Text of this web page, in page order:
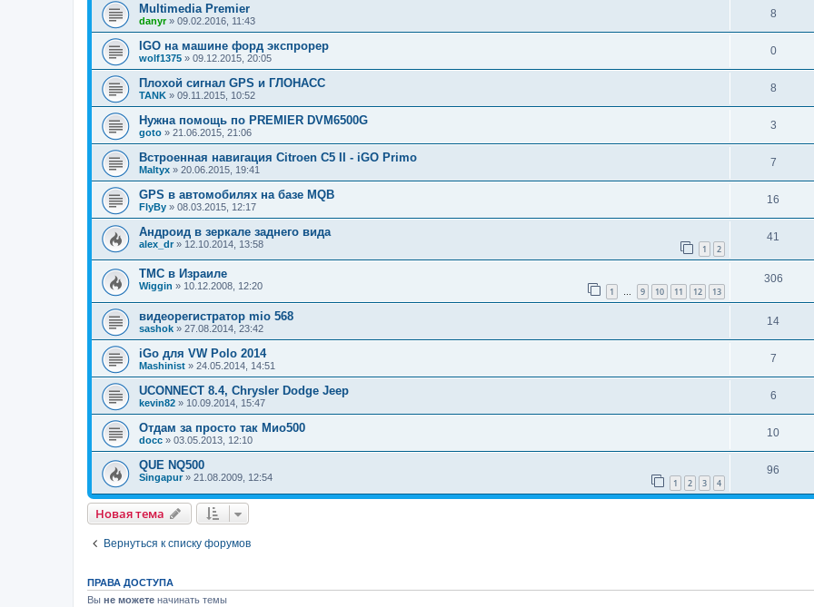
Multimedia Premier
danyr» 09.02.2016, 11:43
8
IGO на машине форд экспрорер
wolf1375 » 09.12.2015, 20:05
0
Плохой сигнал GPS и ГЛОНАСС
TANK » 09.11.2015, 10:52
8
Нужна помощь по PREMIER DVM6500G
goto » 21.06.2015, 21:06
3
Встроенная навигация Citroen C5 II - iGO Primo
Maltyx » 20.06.2015, 19:41
7
GPS в автомобилях на базе MQB
FlyBy » 08.03.2015, 12:17
16
Андроид в зеркале заднего вида
alex_dr » 12.10.2014, 13:58 1 2
41
TMC в Израиле
Wiggin » 10.12.2008, 12:20 1 … 9 10 11 12 13
306
видеорегистратор mio 568
sashok » 27.08.2014, 23:42
14
iGo для VW Polo 2014
Mashinist » 24.05.2014, 14:51
7
UCONNECT 8.4, Chrysler Dodge Jeep
kevin82 » 10.09.2014, 15:47
6
Отдам за просто так Мио500
docc » 03.05.2013, 12:10
10
QUE NQ500
Singapur » 21.08.2009, 12:54 1 2 3 4
96
Новая тема
Новаятема
Вернуться к списку форумов
ПРАВА ДОСТУПА
Вы не можете начинать темы